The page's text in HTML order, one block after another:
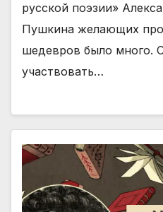
русской поэзии»
Пушкина желающих
шедевров было много.
участвовать…